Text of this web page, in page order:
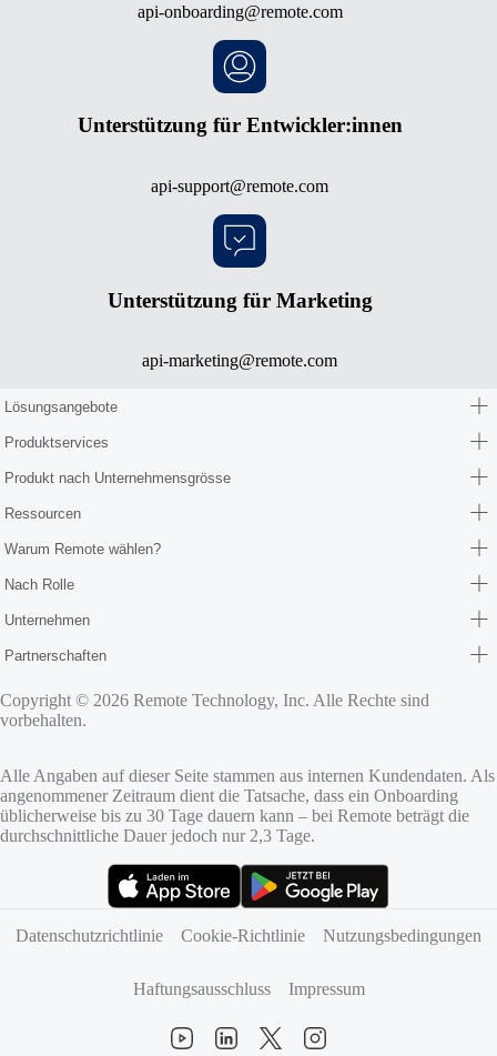
api-onboarding@remote.com
Unterstützung für Entwickler:innen
api-support@remote.com
Unterstützung für Marketing
api-marketing@remote.com
Lösungsangebote
Produktservices
Produkt nach Unternehmensgrösse
Ressourcen
Warum Remote wählen?
Nach Rolle
Unternehmen
Partnerschaften
Copyright © 2026 Remote Technology, Inc. Alle Rechte sind
vorbehalten.
Alle Angaben auf dieser Seite stammen aus internen Kundendaten. Als
angenommener Zeitraum dient die Tatsache, dass ein Onboarding
üblicherweise bis zu 30 Tage dauern kann – bei Remote beträgt die
durchschnittliche Dauer jedoch nur 2,3 Tage.
Datenschutzrichtlinie
Cookie‑Richtlinie Nutzungsbedingungen
Haftungsausschluss Impressum